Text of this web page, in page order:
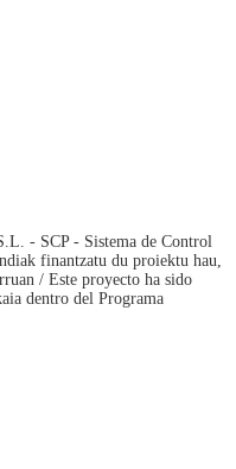
- SCP - Sistema de Control
finantzatu du proiektu hau,
/ Este proyecto ha sido
dentro del Programa